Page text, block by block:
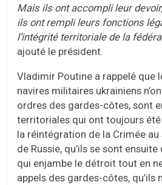
Mais ils ont accompli leur
ils ont rempli leurs fonctions
l’intégrité territoriale de la
ajouté le président.
Vladimir Poutine a rappelé que
navires militaires ukrainiens
ordres des gardes-côtes, sont
territoriales qui ont toujours été
la réintégration de la Crimée
de Russie, qu’ils se sont
qui enjambe le détroit tout en
appels des gardes-côtes, qu’ils